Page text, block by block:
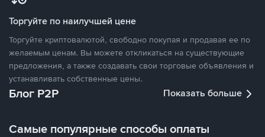
Торгуйте по наилучшей цене
Торгуйте криптовалютой, свободно покупая и продавая ее по
желаемым ценам. Вы можете откликаться на существующие
предложения, а также создавать свои торговые объявления и
устанавливать собственные цены.
Блог P2P Показать больше
Самые популярные способы оплаты